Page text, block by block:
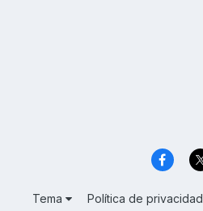
Tema Política de privacidad